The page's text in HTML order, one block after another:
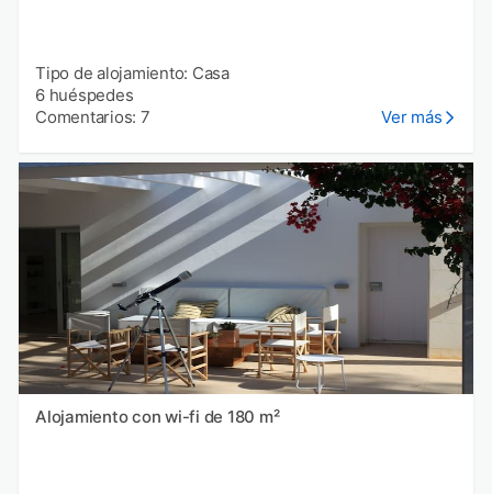
Tipo de alojamiento: Casa
6 huéspedes
Comentarios: 7
Ver más
Alojamiento con wi-fi de 180 m²